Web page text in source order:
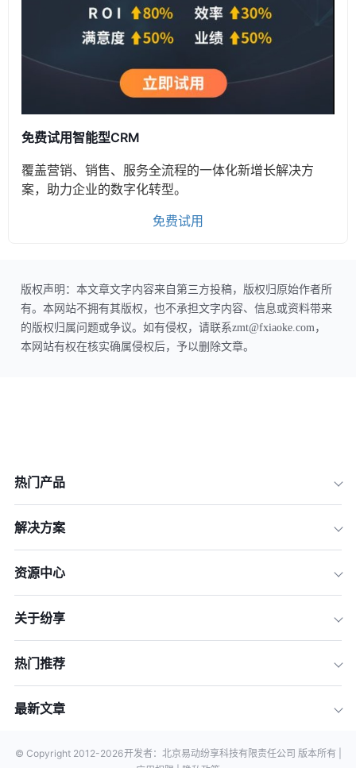
免费试用智能型CRM
覆盖营销、销售、服务全流程的一体化新增长解决方
案，助力企业的数字化转型。
免费试用
版权声明：本文章文字内容来自第三方投稿，版权归原始作者所
有。本网站不拥有其版权，也不承担文字内容、信息或资料带来
的版权归属问题或争议。如有侵权，请联系zmt@fxiaoke.com，
本网站有权在核实确属侵权后，予以删除文章。
热门产品
解决方案
资源中心
关于纷享
热门推荐
最新文章
© Copyright 2012-2026开发者：北京易动纷享科技有限责任公司 版本所有 |